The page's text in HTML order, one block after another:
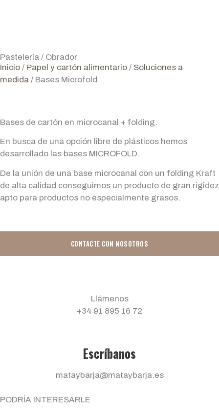
Pastelería / Obrador
Inicio / Papel y cartón alimentario / Soluciones a
medida / Bases Microfold
Bases de cartón en microcanal + folding.
En busca de una opción libre de plásticos hemos
desarrollado las bases MICROFOLD.
De la unión de una base microcanal con un folding Kraft
de alta calidad conseguimos un producto de gran rigidez
apto para productos no especialmente grasos.
CONTACTE CON NOSOTROS
Llámenos
+34 91 895 16 72
Escríbanos
mataybarja@mataybarja.es
PODRÍA INTERESARLE